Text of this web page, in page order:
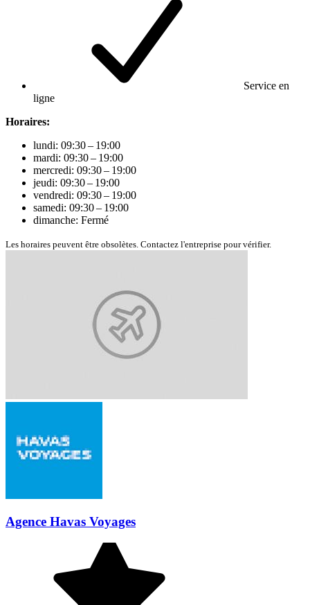
Service en
ligne
Horaires:
lundi: 09:30 – 19:00
mardi: 09:30 – 19:00
mercredi: 09:30 – 19:00
jeudi: 09:30 – 19:00
vendredi: 09:30 – 19:00
samedi: 09:30 – 19:00
dimanche: Fermé
Les horaires peuvent être obsolètes. Contactez l'entreprise pour vérifier.
Agence Havas Voyages